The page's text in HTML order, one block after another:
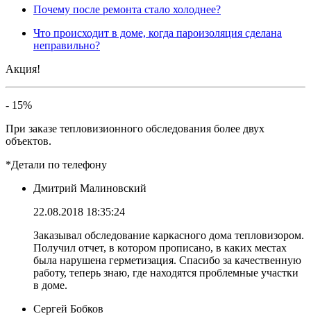
Почему после ремонта стало холоднее?
Что происходит в доме, когда пароизоляция сделана
неправильно?
Акция!
- 15%
При заказе тепловизионного обследования более двух
объектов.
*Детали по телефону
Дмитрий Малиновский
22.08.2018 18:35:24
Заказывал обследование каркасного дома тепловизором.
Получил отчет, в котором прописано, в каких местах
была нарушена герметизация. Спасибо за качественную
работу, теперь знаю, где находятся проблемные участки
в доме.
Сергей Бобков